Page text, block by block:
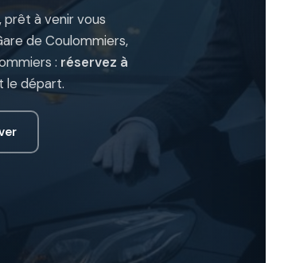
prêt à venir vous
de Coulommiers,
: réservez à
le départ.